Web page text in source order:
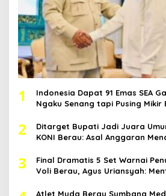
1
Indonesia Dapat 91 Emas SEA
Ngaku Senang tapi Pusing Mikir
2
Ditarget Bupati Jadi Juara
KONI Berau: Asal Anggaran
3
Final Dramatis 5 Set Warnai
Voli Berau, Agus Uriansyah:
Atlet Muda Berau Sumbang